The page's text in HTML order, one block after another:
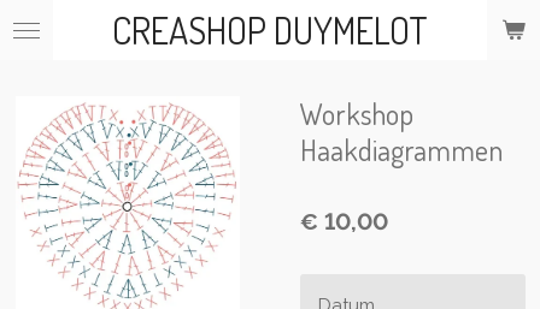
Ga
hoofdinhoud
CREASHOP DUYMELOT
Workshop
Haakdiagrammen
€ 10,00